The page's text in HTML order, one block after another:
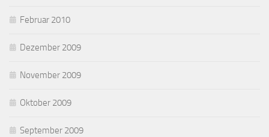
Februar 2010
Dezember 2009
November 2009
Oktober 2009
September 2009